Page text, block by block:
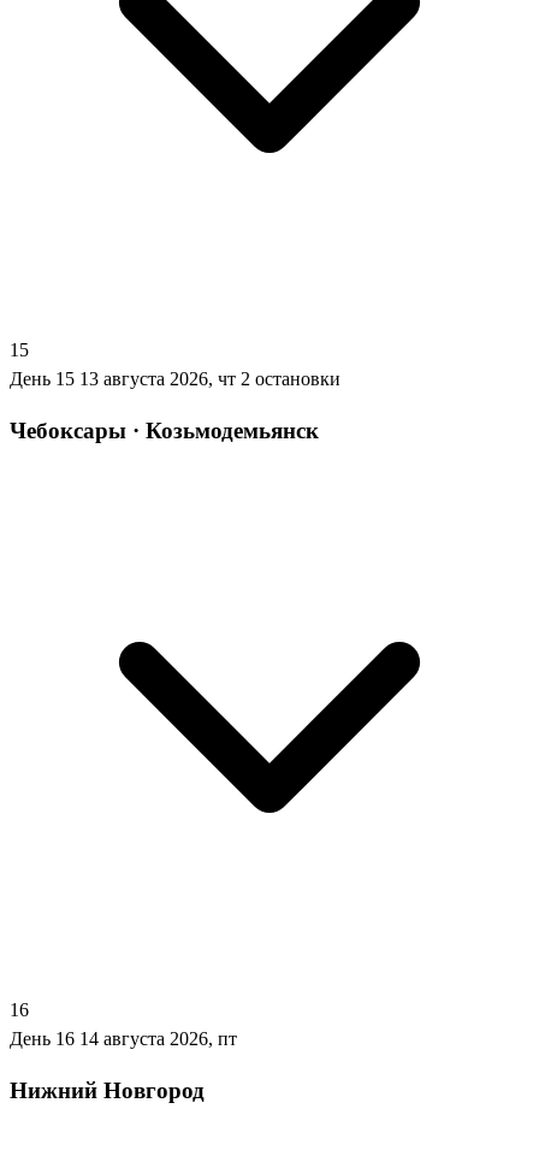
15
День 15 13 августа 2026, чт 2 остановки
Чебоксары · Козьмодемьянск
16
День 16 14 августа 2026, пт
Нижний Новгород